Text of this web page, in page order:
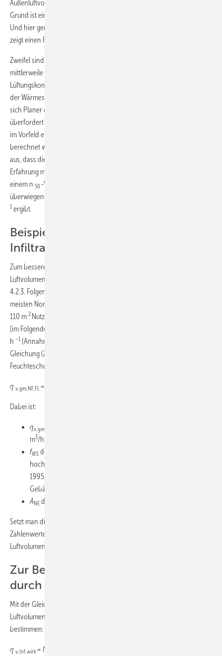
Außenluftvolumenstroms für den Feuchteschutz erforderlich ist. Der
Grund ist einfach, denn die Ergebnisse sind nur Durchschnittswerte.
Und hier genau besteht die große Gefahr. Der Screenshot in
zeigt einen Rechengang.
Zweifel sind bei den vielen Programmen angebracht, die es
mittlerweile auf dem Markt gibt und die uns helfen sollen, ein
Lüftungskonzept zu erarbeiten. Hauptsache ist beim Anklicken, dass
der Wärmeschutz ab 1995 eingehalten ist. Doch in der Regel fühlen
sich Planer oder Handwerker an diesem Punkt schon zu Recht
überfordert die richtige Entscheidung zu treffen, denn es müsste hier
im Vorfeld eigentlich der Wärmeschutznachweis für das Gebäude
berechnet werden. Wie bei dem Beispiel in
aus, dass die Handwerker damals gut gearbeitet haben. Aus der
Erfahrung mit Blower-Door-Tests lässt sich abschätzen, dass bei
einem n 50 -Versuch, also bei 50 Pa Unterdruck im Gebäude, beim
überwiegenden Teil der Messungen eine Luftwechselzahl unter 1,5 h
1ergibt.
Beispielrechnung für Luftbedarf und
Infiltration
Zum besseren Verständnis von
Luftvolumenstrom mit den Gleichungen (2) und (3) der DIN 1946-6
4.2.3. Folgende Annahmen werden getroffen: Neubau (weil sich die
meisten Normen nur auf Neubauten beziehen), EFH mehrgeschossig,
110 m 2 Nutzfläche oder Wohnfläche, gemessener n
(im Folgenden als Annahme 1 bezeichnet) sowie ein n
h –1(Annahme 2 zur Bestimmung eines Vergleichswerts). Mit
Gleichung (2) der Norm lässt sich der Luftvolumenstrom für den
Feuchteschutz bestimmen:
q v,ges.NF,FL =
Dabei ist:
qv,ges.NF,FL
m3/h;
fWS der Faktor für den Wärmeschutz mit 0,3 für „Wärmeschutz
hoch“ (Gebäude mit einer Wärmedämmung mind. nach WSVO
1995) oder mit 0,4 für Wärmeschutz gering (alle übrigen
Gebäude);
ANE die Fläche der Nutzungseinheit in m2.
Setzt man die für das Beispiel zum Eingang angenommenen
Zahlenwerte in die Gleichung (2) ein, so ergibt sich ein erforderlicher
Luftvolumenstrom für den Feuchteschutz von 40,32 m
Zur Berechnung von Luftströmen
durch Infiltration
Mit der Gleichung (3) der DIN 1946-6 4.2.3 lässt sich der
Luftvolumenstrom durch Infiltration aus dem gemessenen n
bestimmen:
q v,Inf,wirk = f